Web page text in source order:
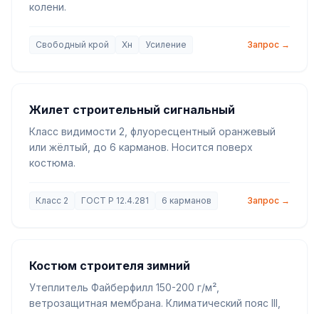
колени.
Свободный крой Хн Усиление Запрос →
Жилет строительный сигнальный
Класс видимости 2, флуоресцентный оранжевый
или жёлтый, до 6 карманов. Носится поверх
костюма.
Класс 2 ГОСТ Р 12.4.281 6 карманов Запрос →
Костюм строителя зимний
Утеплитель Файберфилл 150-200 г/м²,
ветрозащитная мембрана. Климатический пояс III,